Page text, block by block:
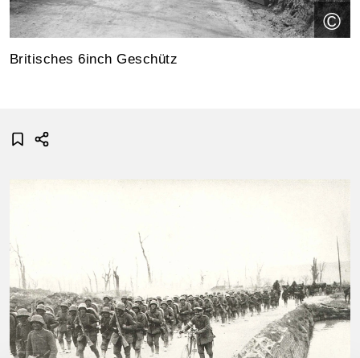
©
Britisches 6inch Geschütz